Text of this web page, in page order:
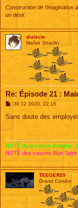
Construction de l'imagination
un désir.
dialecte
Maître Shaolin
Re: Épisode 21 :
M
s
30 12 2020, 22:16
Sans doute des
NOTE de la saison d'origine:
NOTE des saisons Blue
TEEGER59
Grand Condor